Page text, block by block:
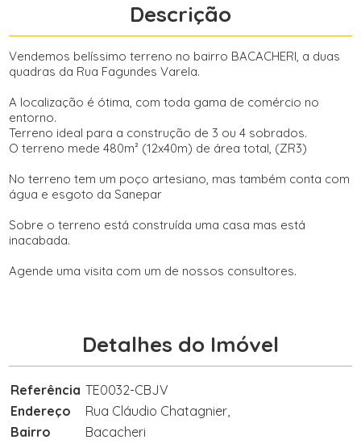
Descrição
Vendemos belíssimo terreno no bairro BACACHERI, a duas
quadras da Rua Fagundes Varela.
A localização é ótima, com toda gama de comércio no
entorno.
Terreno ideal para a construção de 3 ou 4 sobrados.
O terreno mede 480m² (12x40m) de área total, (ZR3)
No terreno tem um poço artesiano, mas também conta com
água e esgoto da Sanepar
Sobre o terreno está construída uma casa mas está
inacabada.
Agende uma visita com um de nossos consultores.
Detalhes do Imóvel
Referência TE0032-CBJV
Endereço
Rua Cláudio Chatagnier,
Bairro
Bacacheri